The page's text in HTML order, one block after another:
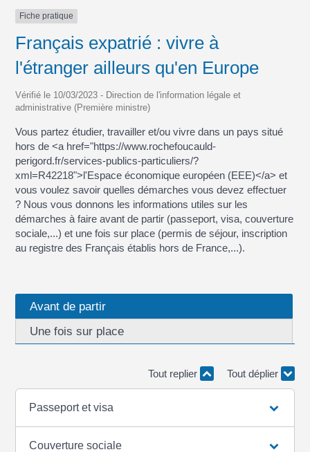
Fiche pratique
Français expatrié : vivre à
l'étranger ailleurs qu'en Europe
Vérifié le 10/03/2023 - Direction de l'information légale et
administrative (Première ministre)
Vous partez étudier, travailler et/ou vivre dans un pays situé
hors de <a href="https://www.rochefoucauld-
perigord.fr/services-publics-particuliers/?
xml=R42218">l'Espace économique européen (EEE)</a> et
vous voulez savoir quelles démarches vous devez effectuer
? Nous vous donnons les informations utiles sur les
démarches à faire avant de partir (passeport, visa, couverture
sociale,...) et une fois sur place (permis de séjour, inscription
au registre des Français établis hors de France,...).
Avant de partir
Une fois sur place
Tout replier Tout déplier
Passeport et visa
Couverture sociale